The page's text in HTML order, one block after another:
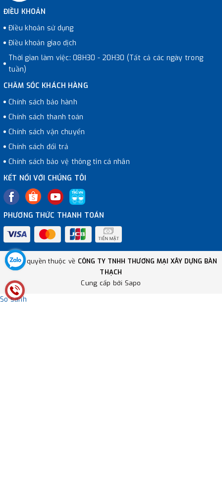
ĐIỀU KHOẢN
Điều khoản sử dụng
Điều khoản giao dịch
Thời gian làm việc: 08H30 - 20H30 (Tất cả các ngày trong
tuần)
CHĂM SÓC KHÁCH HÀNG
Chính sách bảo hành
Chính sách thanh toán
Chính sách vận chuyển
Chính sách đổi trả
Chính sách bảo vệ thông tin cá nhân
KẾT NỐI VỚI CHÚNG TÔI
PHƯƠNG THỨC THANH TOÁN
© Bản quyền thuộc về CÔNG TY TNHH THƯƠNG MẠI XÂY DỰNG BÀN
THẠCH
Cung cấp bởi Sapo
So sánh